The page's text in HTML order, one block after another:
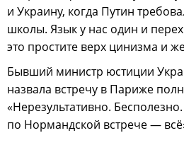
и Украину, когда Путин
школы. Язык у нас один и
это простите верх цинизма и
Бывший министр юстиции
назвала встречу в Париже
«Нерезультативно.
по Нормандской встрече —